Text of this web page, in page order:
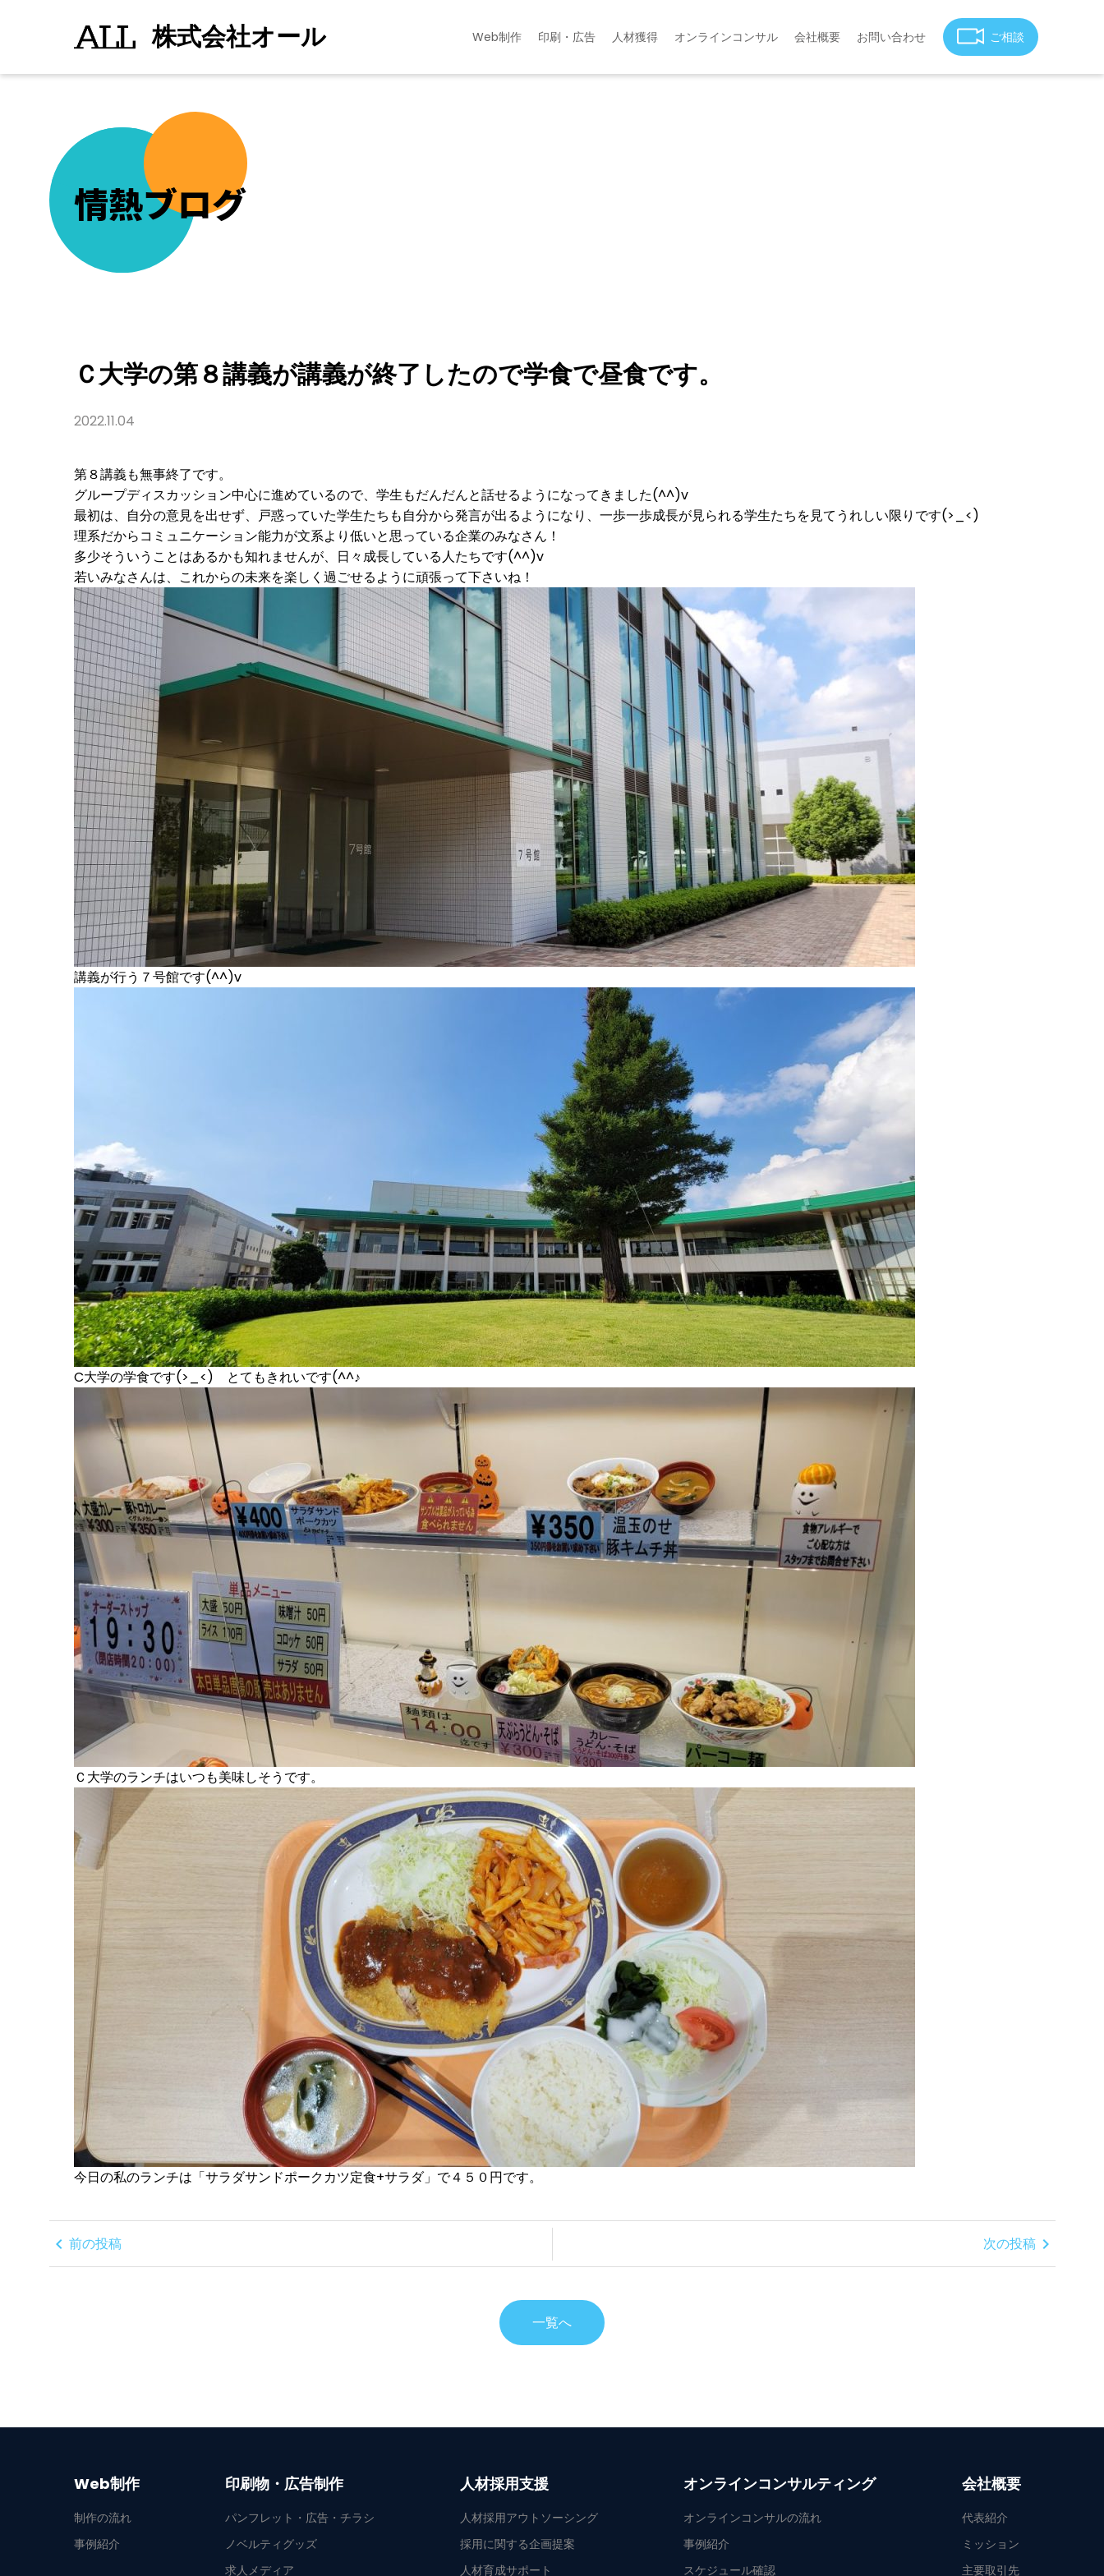
学
の
８
義
が
し
た
食
株式会社オール Web制作 印刷・広告 人材獲得 オンラインコンサル 会社概要 お問い合わせ ご相談
情熱ブログ
Ｃ大学の第８講義が講義が終了したので学食で昼食です。
2022.11.04
第８講義も無事終了です。
グループディスカッション中心に進めているので、学生もだんだんと話せるようになってきました(^^)v
最初は、自分の意見を出せず、戸惑っていた学生たちも自分から発言が出るようになり、一歩一歩成長が見られる学生たちを見てうれしい限りです(>_<)
理系だからコミュニケーション能力が文系より低いと思っている企業のみなさん！
多少そういうことはあるかも知れませんが、日々成長している人たちです(^^)v
若いみなさんは、これからの未来を楽しく過ごせるように頑張って下さいね！
講義が行う７号館です(^^)v
C大学の学食です(>_<) とてもきれいです(^^♪
Ｃ大学のランチはいつも美味しそうです。
今日の私のランチは「サラダサンドポークカツ定食+サラダ」で４５０円です。
chevron_left 前の投稿 次の投稿chevron_right
一覧へ
Web制作
制作の流れ
事例紹介
印刷物・広告制作
パンフレット・広告・チラシ
ノベルティグッズ
求人メディア
人材採用支援
人材採用アウトソーシング
採用に関する企画提案
人材育成サポート
オンラインコンサルティング
オンラインコンサルの流れ
事例紹介
スケジュール確認
会社概要
代表紹介
ミッション
主要取引先